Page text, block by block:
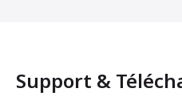
Support &